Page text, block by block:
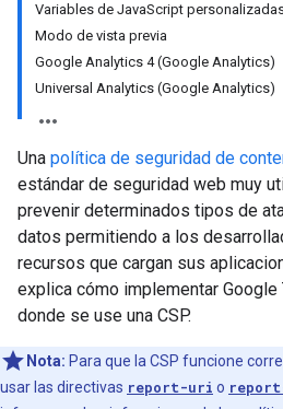
Variables de JavaScript
Modo de vista previa
Google Analytics 4 (Google Analytics)
Universal Analytics (Google Analytics)
Una política de seguridad de
estándar de seguridad web muy
prevenir determinados tipos de
datos permitiendo a los
recursos que cargan sus
explica cómo implementar Google
donde se use una CSP.
Nota: Para que la CSP funcione
usar las directivas report-uri o